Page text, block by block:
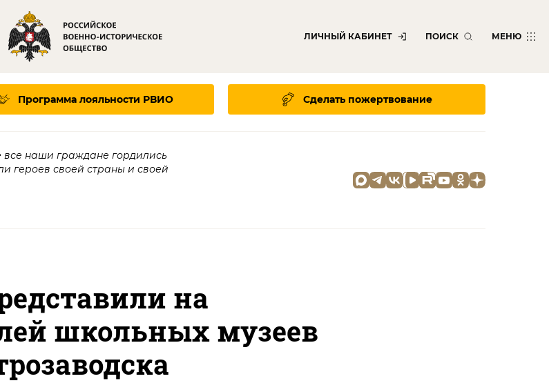
ЛИЧНЫЙ КАБИНЕТ ПОИСК МЕНЮ
Программа лояльности РВИО Сделать пожертвование
все наши граждане гордились
героев своей страны и своей
на
школьных музеев